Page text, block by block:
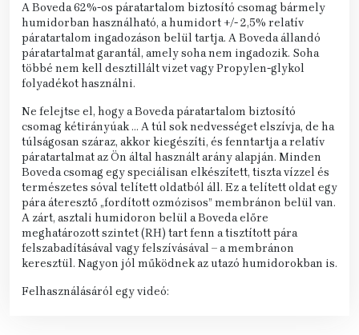
A Boveda 62%-os páratartalom biztosító csomag bármely
humidorban használható, a humidort +/- 2,5% relatív
páratartalom ingadozáson belül tartja. A Boveda állandó
páratartalmat garantál, amely soha nem ingadozik. Soha
többé nem kell desztillált vizet vagy Propylen-glykol
folyadékot használni.
Ne felejtse el, hogy a Boveda páratartalom biztosító
csomag kétirányúak … A túl sok nedvességet elszívja, de ha
túlságosan száraz, akkor kiegészíti, és fenntartja a relatív
páratartalmat az Ön által használt arány alapján. Minden
Boveda csomag egy speciálisan elkészített, tiszta vízzel és
természetes sóval telített oldatból áll. Ez a telített oldat egy
pára áteresztő „fordított ozmózisos” membránon belül van.
A zárt, asztali humidoron belül a Boveda előre
meghatározott szintet (RH) tart fenn a tisztított pára
felszabadításával vagy felszívásával – a membránon
keresztül. Nagyon jól működnek az utazó humidorokban is.
Felhasználásáról egy videó: